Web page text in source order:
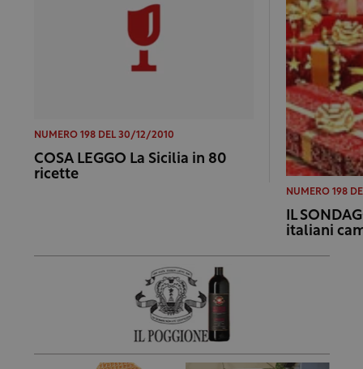
NUMERO 198 DEL 30/12/2010
COSA LEGGO La Sicilia in 80
ricette
NUMERO 198
IL
italiani